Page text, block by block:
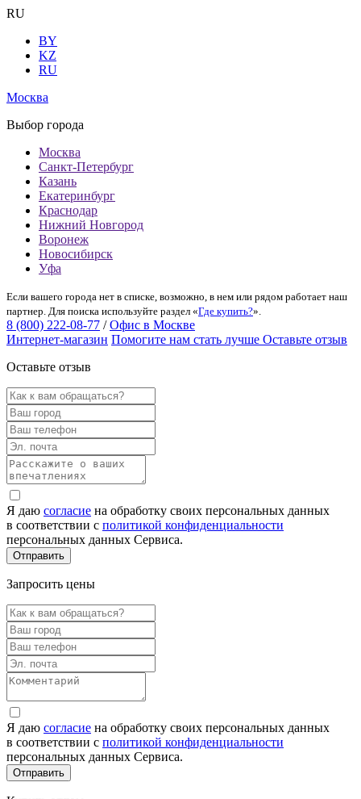
RU
BY
KZ
RU
Москва
Выбор города
Москва
Санкт-Петербург
Казань
Екатеринбург
Краснодар
Нижний Новгород
Воронеж
Новосибирск
Уфа
Если вашего города нет в списке, возможно, в нем или рядом работает наш
партнер. Для поиска используйте раздел «Где купить?».
8 (800) 222-08-77 / Офис в Москве
Интернет-магазин Помогите нам стать лучше Оставьте отзыв
Оставьте отзыв
Я даю согласие на обработку своих персональных данных
в соответствии с политикой конфиденциальности
персональных данных Сервиса.
Запросить цены
Я даю согласие на обработку своих персональных данных
в соответствии с политикой конфиденциальности
персональных данных Сервиса.